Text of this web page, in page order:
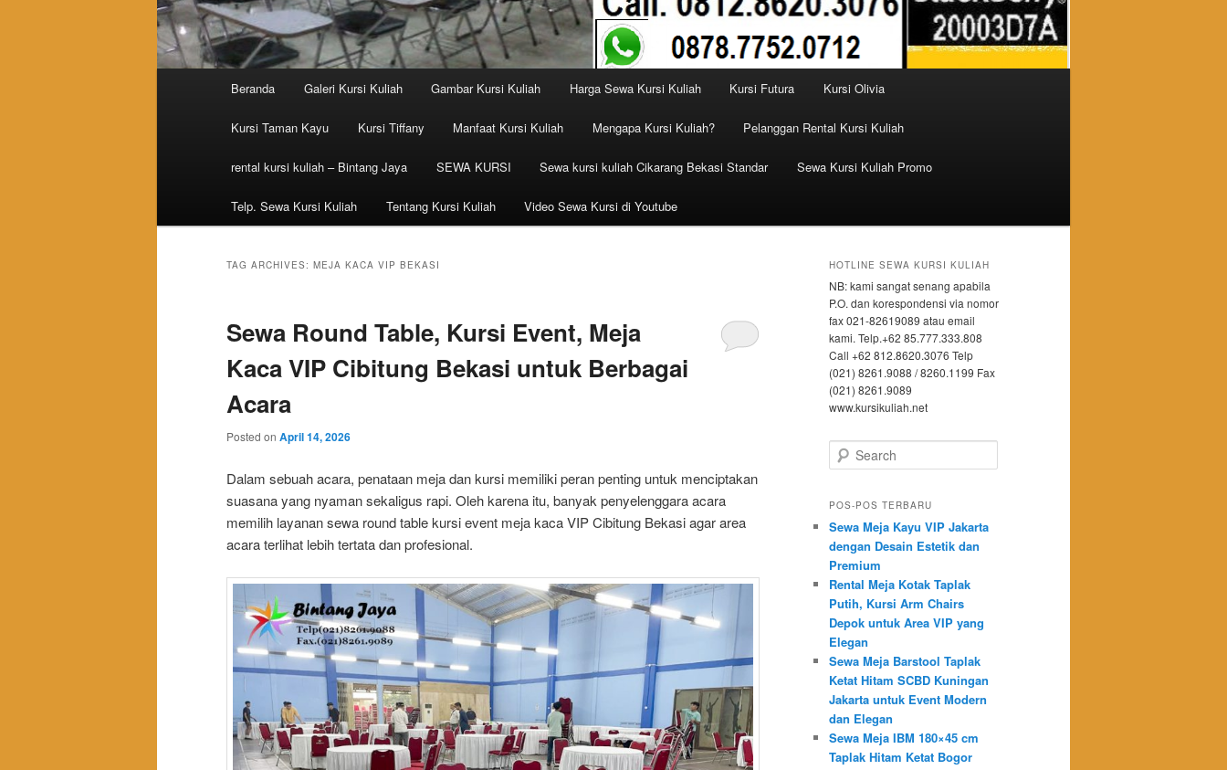
Skip to primary content
Skip to secondary content
Beranda Galeri Kursi Kuliah Gambar Kursi Kuliah Harga Sewa Kursi Kuliah Kursi Futura Kursi Olivia
Kursi Taman Kayu Kursi Tiffany Manfaat Kursi Kuliah Mengapa Kursi Kuliah? Pelanggan Rental Kursi Kuliah
rental kursi kuliah – Bintang Jaya SEWA KURSI Sewa kursi kuliah Cikarang Bekasi Standar Sewa Kursi Kuliah Promo
Telp. Sewa Kursi Kuliah Tentang Kursi Kuliah Video Sewa Kursi di Youtube
TAG ARCHIVES: MEJA KACA VIP BEKASI
Sewa Round Table, Kursi Event, Meja
Kaca VIP Cibitung Bekasi untuk Berbagai
Acara
Posted on April 14, 2026
Dalam sebuah acara, penataan meja dan kursi memiliki peran penting untuk menciptakan
suasana yang nyaman sekaligus rapi. Oleh karena itu, banyak penyelenggara acara
memilih layanan sewa round table kursi event meja kaca VIP Cibitung Bekasi agar area
acara terlihat lebih tertata dan profesional.
HOTLINE SEWA KURSI KULIAH
NB: kami sangat senang apabila
P.O. dan korespondensi via nomor
fax 021-82619089 atau email
kami. Telp.+62 85.777.333.808
Call +62 812.8620.3076 Telp
(021) 8261.9088 / 8260.1199 Fax
(021) 8261.9089
www.kursikuliah.net
Search
POS-POS TERBARU
Sewa Meja Kayu VIP Jakarta
dengan Desain Estetik dan
Premium
Rental Meja Kotak Taplak
Putih, Kursi Arm Chairs
Depok untuk Area VIP yang
Elegan
Sewa Meja Barstool Taplak
Ketat Hitam SCBD Kuningan
Jakarta untuk Event Modern
dan Elegan
Sewa Meja IBM 180×45 cm
Taplak Hitam Ketat Bogor